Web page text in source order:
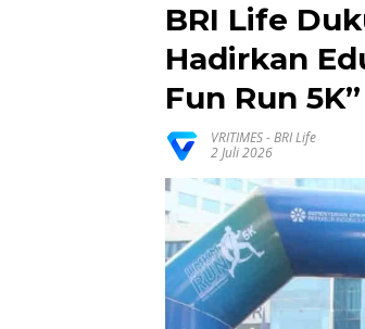
BRI Life
Hadirkan
Fun Run 5K”
VRITIMES-BRI Life
2 Juli 2026